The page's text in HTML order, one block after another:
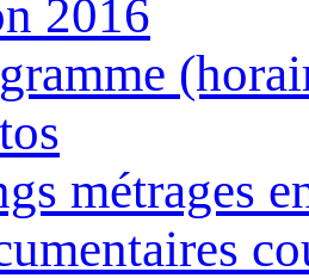
2016
métrages